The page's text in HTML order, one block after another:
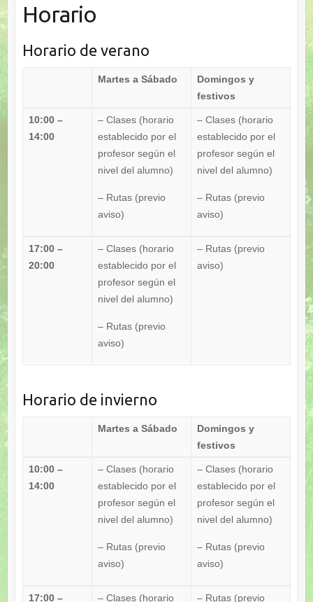
Horario
Horario de verano
Martes a Sábado
Domingos y
festivos
10:00 –
14:00
– Clases(horario
establecido por el
profesor según el
nivel del alumno)
– Rutas (previo
aviso)
– Clases (horario
establecido por el
profesor según el
nivel del alumno)
– Rutas (previo
aviso)
17:00 –
20:00
– Clases (horario
establecido por el
profesor según el
nivel del alumno)
– Rutas (previo
aviso)
– Rutas (previo
aviso)
Horario de invierno
Martes a Sábado
Domingos y
festivos
10:00 –
14:00
– Clases (horario
establecido por el
profesor según el
nivel del alumno)
– Rutas (previo
aviso)
– Clases (horario
establecido por el
profesor según el
nivel del alumno)
– Rutas (previo
aviso)
17:00 – – Clases (horario – Rutas (previo